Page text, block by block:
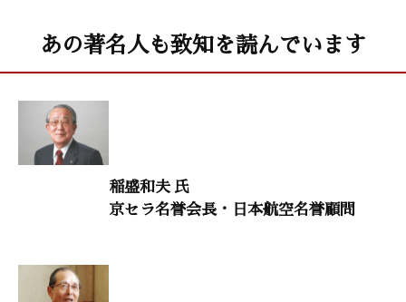
人生を照らす言葉
鈴木秀子（国際コミュニオン学会名誉会長）
生命科学研究者からのメッセージ 16
「広島国際平和会議から発せられた祈り」
村上 和雄（筑波大学名誉教授）
「怨親平等」
あの著名人も致知を読んでいます
稲盛和夫 氏
京セラ名誉会長・日本航空名誉顧問